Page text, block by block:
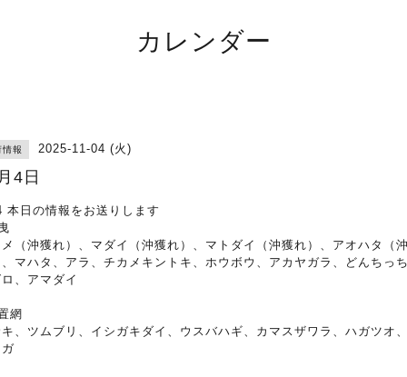
カレンダー
情報 2025-11-04 (火)
4日
本日の情報をお送りします
（沖獲れ）、マダイ（沖獲れ）、マトダイ（沖獲れ）、アオハタ（
マハタ、アラ、チカメキントキ、ホウボウ、アカヤガラ、どんちっ
、アマダイ
網
、ツムブリ、イシガキダイ、ウスバハギ、カマスザワラ、ハガツオ